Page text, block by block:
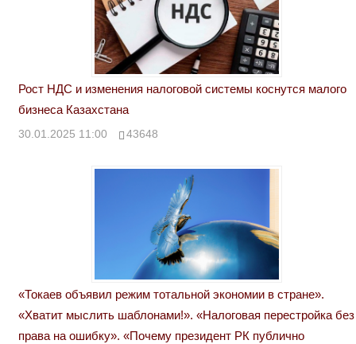
Рост НДС и изменения налоговой системы коснутся малого
бизнеса Казахстана
30.01.2025 11:00 43648
«Токаев объявил режим тотальной экономии в стране».
«Хватит мыслить шаблонами!». «Налоговая перестройка без
права на ошибку». «Почему президент РК публично